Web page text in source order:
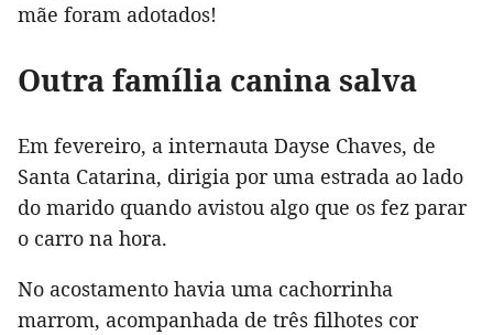
mãe foram adotados!
Outra família canina salva
Em fevereiro, a internauta Dayse Chaves, de
Santa Catarina, dirigia por uma estrada ao lado
do marido quando avistou algo que os fez parar
o carro na hora.
No acostamento havia uma cachorrinha
marrom, acompanhada de três filhotes cor